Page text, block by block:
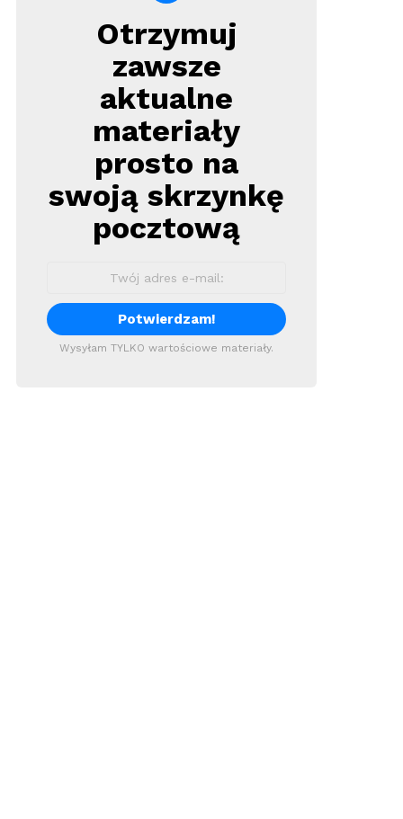
NewsletterOtrzymuj
zawsze
aktualne
materiały
prosto na
swoją skrzynkę
pocztową
Wysyłam TYLKO wartościowe materiały.